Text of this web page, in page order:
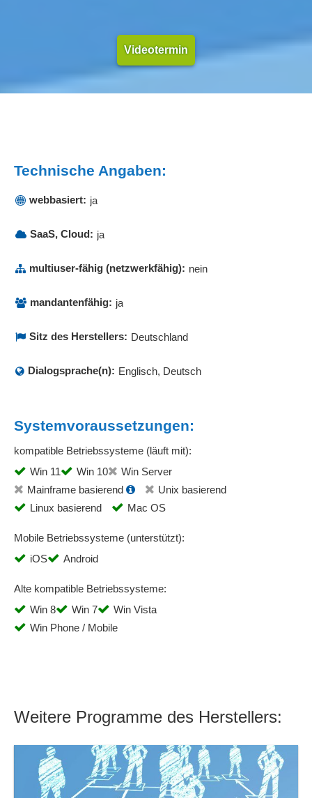
Videotermin
Technische Angaben:
webbasiert: ja
SaaS, Cloud: ja
multiuser-fähig (netzwerkfähig): nein
mandantenfähig: ja
Sitz des Herstellers: Deutschland
Dialogsprache(n): Englisch, Deutsch
Systemvoraussetzungen:
kompatible Betriebssysteme (läuft mit):
Win 11
Win 10
Win Server
Mainframe basierend
Unix basierend
Linux basierend
Mac OS
Mobile Betriebssysteme (unterstützt):
iOS
Android
Alte kompatible Betriebssysteme:
Win 8
Win 7
Win Vista
Win Phone / Mobile
Weitere Programme des Herstellers: